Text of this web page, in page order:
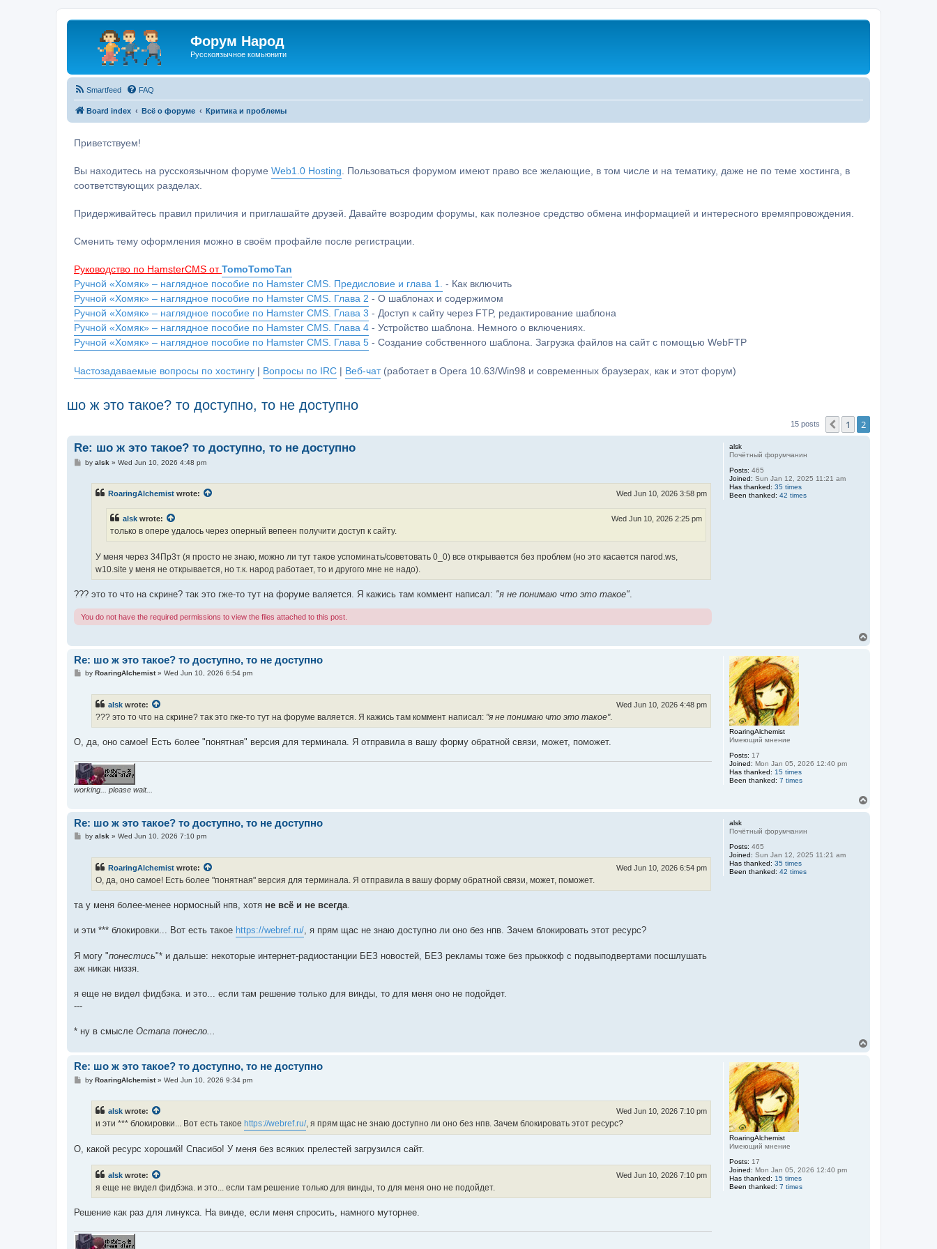
Форум Народ
Русскоязычное комьюнити
Smartfeed FAQ
Board index Всё о форуме Критика и проблемы
Приветствуем!
Вы находитесь на русскоязычном форуме Web1.0 Hosting . Пользоваться форумом имеют право все желающие, в том числе и на тематику, даже не по теме хостинга, в
соответствующих разделах.
Придерживайтесь правил приличия и приглашайте друзей. Давайте возродим форумы, как полезное средство обмена информацией и интересного времяпровождения.
Сменить тему оформления можно в своём профайле после регистрации.
Руководство по HamsterCMS от TomoTomoTan
Ручной «Хомяк» – наглядное пособие по Hamster CMS. Предисловие и глава 1.
- Как включить
Ручной «Хомяк» – наглядное пособие по Hamster CMS. Глава 2 - О шаблонах и содержимом
Ручной «Хомяк» – наглядное пособие по Hamster CMS. Глава 3 - Доступ к сайту через FTP, редактирование шаблона
Ручной «Хомяк» – наглядное пособие по Hamster CMS. Глава 4 - Устройство шаблона. Немного о включениях.
Ручной «Хомяк» – наглядное пособие по Hamster CMS. Глава 5 - Создание собственного шаблона. Загрузка файлов на сайт с помощью WebFTP
Частозадаваемые вопросы по хостингу | Вопросы по IRC | Веб-чат(работает в Opera 10.63/Win98 и современных браузерах, как и этот форум)
шо ж это такое? то доступно, то не доступно
15 posts Previous
1 2
alsk
Почётный форумчанин
Posts: 465
Joined: Sun Jan 12, 2025 11:21 am
Has thanked: 35 times
Been thanked: 42 times
Re: шо ж это такое? то доступно, то не доступно
Pby alsk » Wed Jun 10, 2026 4:48 pm
RoaringAlchemist wrote: Wed Jun 10, 2026 3:58 pm
alsk wrote: Wed Jun 10, 2026 2:25 pm
только в опере удалось через оперный вепеен получити доступ к сайту.
У меня через 34Пр3т (я просто не знаю, можно ли тут такое успоминать/советовать 0_0) все открывается без проблем (но это касается narod.ws,
w10.site у меня не открывается, но т.к. народ работает, то и другого мне не надо).
??? это то что на скрине? так это гже-то тут на форуме валяется. Я кажись там коммент написал: "я не понимаю что это такое"
You do not have the required permissions to view the files attached to this post.
RoaringAlchemist
Имеющий мнение
Posts: 17
Joined: Mon Jan 05, 2026 12:40 pm
Has thanked: 15 times
Been thanked: 7 times
Re: шо ж это такое? то доступно, то не доступно
Pby RoaringAlchemist» Wed Jun 10, 2026 6:54 pm
alsk wrote: Wed Jun 10, 2026 4:48 pm
??? это то что на скрине? так это гже-то тут на форуме валяется. Я кажись там коммент написал: "я не понимаю что это такое".
О, да, оно самое! Есть более "понятная" версия для терминала. Я отправила в вашу форму обратной связи, может, поможет.
working... please wait...
alsk
Почётный форумчанин
Posts: 465
Joined: Sun Jan 12, 2025 11:21 am
Has thanked: 35 times
Been thanked: 42 times
Re: шо ж это такое? то доступно, то не доступно
Pby alsk» Wed Jun 10, 2026 7:10 pm
RoaringAlchemist wrote: Wed Jun 10, 2026 6:54 pm
О, да, оно самое! Есть более "понятная" версия для терминала. Я отправила в вашу форму обратной связи, может, поможет.
та у меня более-менее нормосный нпв, хотя не всё и не всегда.
и эти *** блокировки... Вот есть такое https://webref.ru/, я прям щас не знаю доступно ли оно без нпв. Зачем блокировать этот ресурс?
Я могу "понестись"* и дальше: некоторые интернет-радиостанции БЕЗ новостей, БЕЗ рекламы тоже без прыжкоф с подвыподвертами посшлушать
аж никак низзя.
я еще не видел фидбэка. и это... если там решение только для винды, то для меня оно не подойдет.
---
* ну в смысле Остапа понесло...
RoaringAlchemist
Имеющий мнение
Posts: 17
Joined: Mon Jan 05, 2026 12:40 pm
Has thanked: 15 times
Been thanked: 7 times
Re: шо ж это такое? то доступно, то не доступно
Pby RoaringAlchemist» Wed Jun 10, 2026 9:34 pm
alsk wrote: Wed Jun 10, 2026 7:10 pm
и эти *** блокировки... Вот есть такое https://webref.ru/, я прям щас не знаю доступно ли оно без нпв. Зачем блокировать этот ресурс?
О, какой ресурс хороший! Спасибо! У меня без всяких прелестей загрузился сайт.
alsk wrote: Wed Jun 10, 2026 7:10 pm
я еще не видел фидбэка. и это... если там решение только для винды, то для меня оно не подойдет.
Решение как раз для линукса. На винде, если меня спросить, намного муторнее.